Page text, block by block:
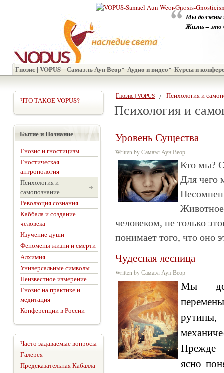
Мы должны
Жизнь – это
Гнозис | VOPUS Самаэль Аун Веор Аудио и видео Курсы и
Гнозис | VOPUS Психология и
Психология и
Уровень Существа
Written by Самаэл Аун Веор
Кто мы?
Для
человеком, не только
понимает того, что оно
Чудесная лесница
Written by Самаэл Аун Веор
Мы
Прежде
ясно
ЧТО ТАКОЕ VOPUS?
Бытие и Познание
Гнозис и гностицизм
Гностическая
антропология
Психология и
самопознание
Революция сознания
Каббала и создание
человека
Изучение души
Феномены жизни и смерти
Алхимия
Универсальные символы
Неизвестное измерение
Гнозис на практике и
медитация
Конференции в России
Часто задаваемые вопросы
Галерея
Предсказательная Кабалла